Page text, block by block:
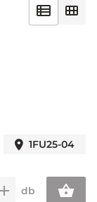
1FU25-04
db